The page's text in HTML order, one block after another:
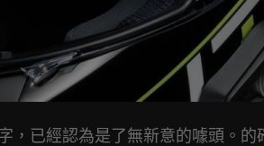
，已經認為是了無新意的噱頭。